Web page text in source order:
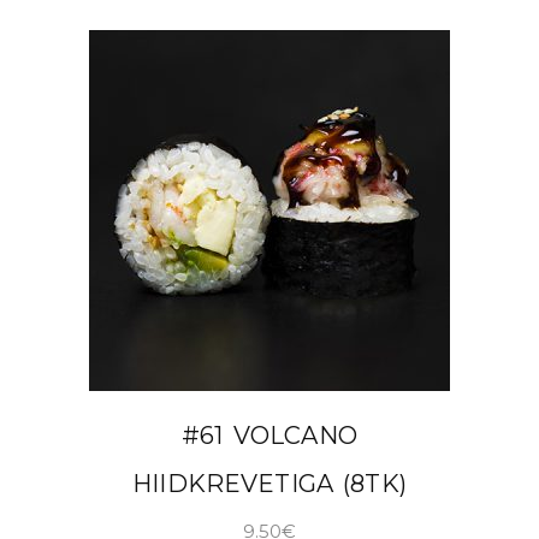
LISA KORVI
#61 VOLCANO
HIIDKREVETIGA (8TK)
9.50€